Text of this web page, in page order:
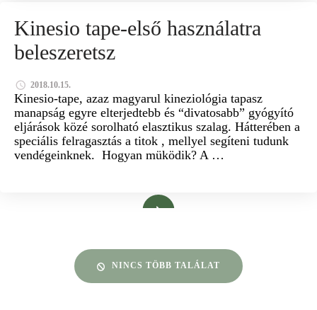
FÁJDALOMCSILLAPÍTÁS IZOMGÖRCS
KINESIO TAPE
TAPASZ
Kinesio tape-első használatra
beleszeretsz
2018.10.15.
Kinesio-tape, azaz magyarul kineziológia tapasz
manapság egyre elterjedtebb és “divatosabb” gyógyító
eljárások közé sorolható elasztikus szalag. Hátterében a
speciális felragasztás a titok , mellyel segíteni tudunk
vendégeinknek. Hogyan müködik? A …
NINCS TÖBB TALÁLAT